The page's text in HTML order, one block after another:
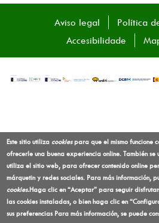
Aviso legal
Política
Accesibilidade
Este sitio utiliza cookiespara que el mismo funcione
ofrecerle una buena experiencia online. También
utiliza el sitio web, para ofrecer contenido online
márquetin y redes sociales. Para más información,
cookies.Haga clic en “Aceptar” para seguir
las cookies instaladas, o bien haga clic en
sus preferencias Para más información, se puede